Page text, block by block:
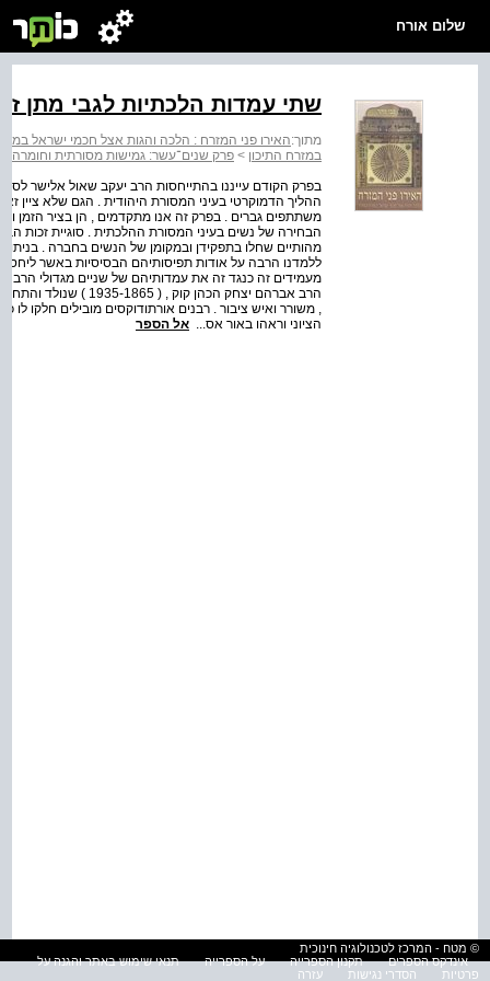
שלום אורח
שתי עמדות הלכתיות לגבי מתן
מתוך:האירו פני המזרח : הלכה והגות אצל חכמי ישראל
במזרח התיכון > פרק שנים־עשר: גמישות מסורתית וחומרה
בפרק הקודם עייננו בהתייחסות הרב יעקב שאול אלישר
ההליך הדמוקרטי בעיני המסורת היהודית . הגם שלא ציין
משתתפים גברים . בפרק זה אנו מתקדמים , הן בציר הזמן והן
הבחירה של נשים בעיני המסורת ההלכתית . סוגיית זכות
מהותיים שחלו בתפקידן ובמקומן של הנשים בחברה .
ללמדנו הרבה על אודות תפיסותיהם הבסיסיות באשר
מעמידים זה כנגד זה את עמדותיהם של שניים מגדולי
הרב אברהם יצחק הכהן
, משורר ואיש ציבור . רבנים אורתודוקסים מובילים חלקו
הציוני וראהו באור אס... אל הספר
© מטח - המרכז לטכנולוגיה חינוכית
אינדקס הספרים
תקנון הספרייה על הספרייה
תנאי שימוש באתר והגנה על
פרטיות
הסדרי נגישות עזרה